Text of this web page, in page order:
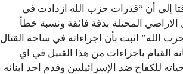
إلى أن “قدرات حزب الله ازدادت في
المحتلة بدقة فائقة ونسبة خطأ
الله” اثبت بأن اجراءاته في ساحة القتال
اظهر ذلك جيدا في حرب الـ33 يوما وبامكانه القيام باجراءات من هذا القبيل في اي
للكفاح ضد الإسرائيليين وقدم احد ابنائه